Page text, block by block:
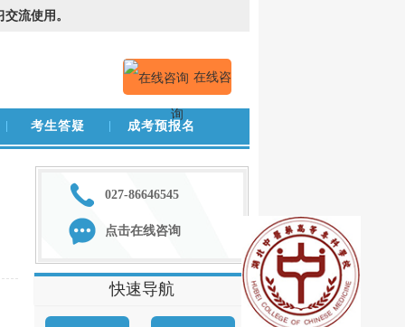
流使用。
在线咨
询
考生答疑 成考预报名
027-86646545
点击在线咨询
快速导航